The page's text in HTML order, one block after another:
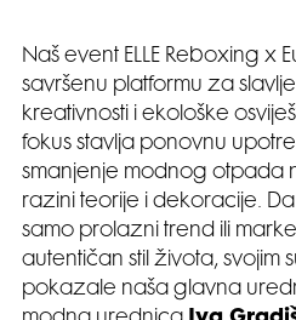
Naš event ELLE Reboxing x
savršenu platformu za
kreativnosti i ekološke
fokus stavlja ponovnu
smanjenje modnog otpada
razini teorije i dekoracije.
samo prolazni trend ili
autentičan stil života, svojim
pokazale naša glavna